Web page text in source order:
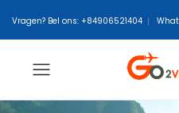
Vragen? Bel ons: +84906521404